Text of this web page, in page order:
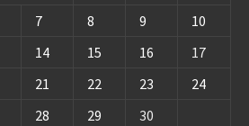
7 8 9
10
14 15 16
17
21 22 23
24
28 29 30